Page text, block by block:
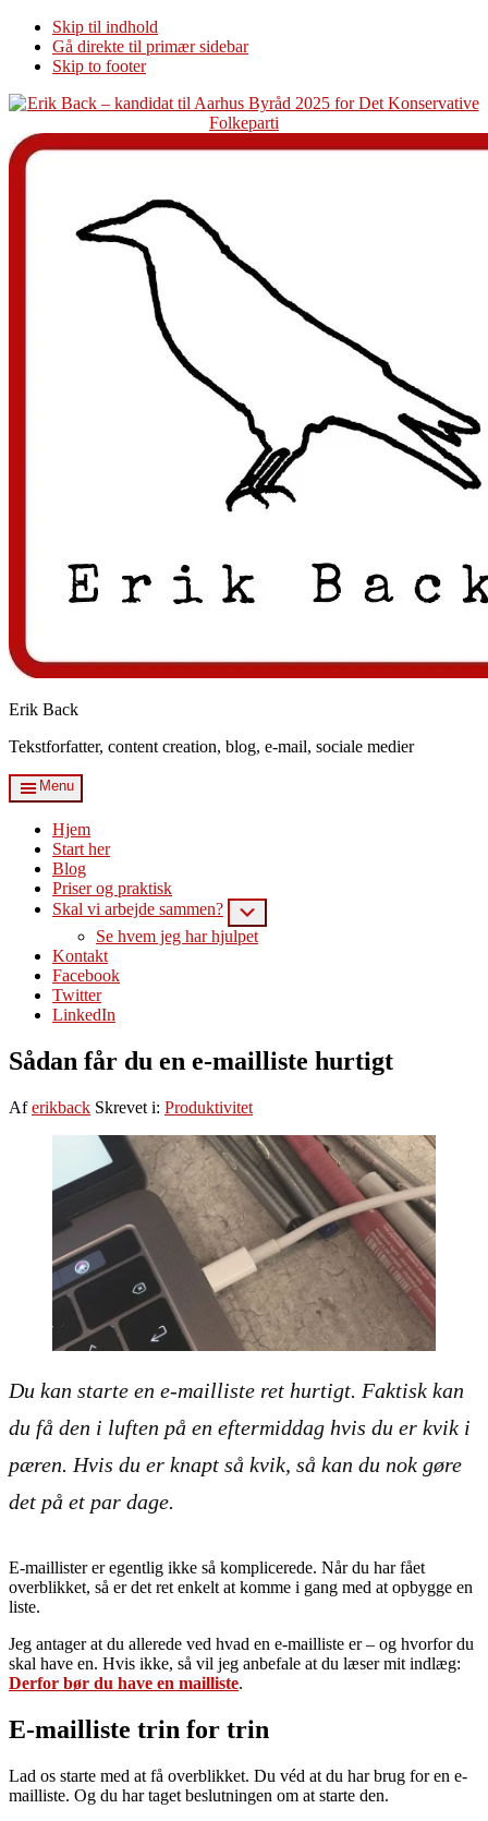
Skip til indhold
Gå direkte til primær sidebar
Skip to footer
Additional
menu
Erik Back
Tekstforfatter, content creation, blog, e-mail, sociale medier
Menu
Hjem
Start her
Blog
Priser og praktisk
Skal vi arbejde sammen?
Se hvem jeg har hjulpet
Kontakt
Facebook
Twitter
LinkedIn
Sådan får du en e-mailliste hurtigt
Aferikback Skrevet i: Produktivitet
Du kan starte en e-mailliste ret hurtigt. Faktisk kan
du få den i luften på en eftermiddag hvis du er kvik i
pæren. Hvis du er knapt så kvik, så kan du nok gøre
det på et par dage.
E-maillister er egentlig ikke så komplicerede. Når du har fået
overblikket, så er det ret enkelt at komme i gang med at opbygge en
liste.
Jeg antager at du allerede ved hvad en e-mailliste er – og hvorfor du
skal have en. Hvis ikke, så vil jeg anbefale at du læser mit indlæg:
Derfor bør du have en mailliste.
E-mailliste trin for trin
Lad os starte med at få overblikket. Du véd at du har brug for en e-
mailliste. Og du har taget beslutningen om at starte den.